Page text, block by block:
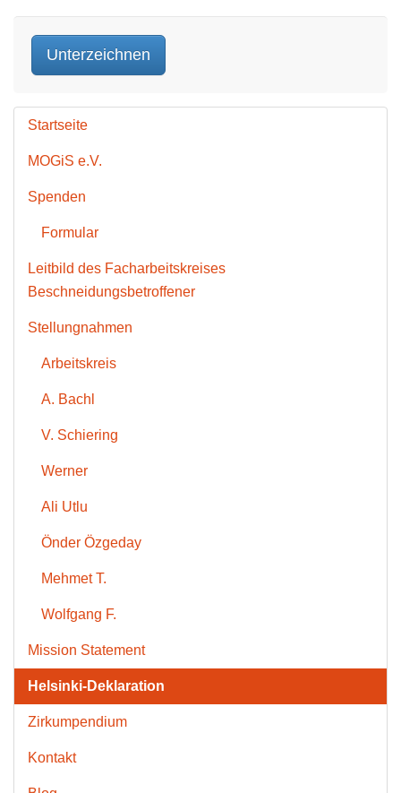
Startseite
MOGiS e.V.
Spenden
Formular
Leitbild des Facharbeitskreises
Beschneidungsbetroffener
Stellungnahmen
Arbeitskreis
A. Bachl
V. Schiering
Werner
Ali Utlu
Önder Özgeday
Mehmet T.
Wolfgang F.
Mission Statement
Helsinki-Deklaration
Zirkumpendium
Kontakt